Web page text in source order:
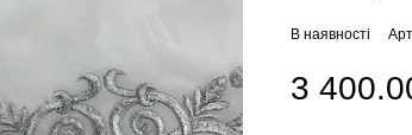
В наявності
3